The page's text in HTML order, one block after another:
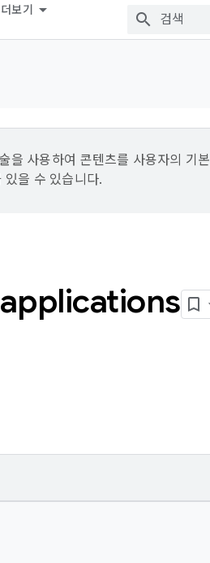
더보기
을 사용하여 콘텐츠를 사용자의 기본
을 수 있습니다.
applications